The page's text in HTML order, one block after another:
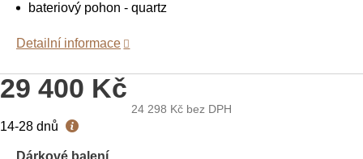
29 400 Kč
24 298 Kč bez DPH
Měrná
14-28 dnů
Dárkové balení
bateriový pohon - quartz
Detailní informace